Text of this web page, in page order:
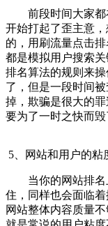
前段时间大家都
开始打起了歪主意
的，用刷流量点击
都是模拟用户搜索
排名算法的规则来
了，但是一段时间
掉，欺骗是很大的罪
要为了一时之快而毁
5、网站和用户的粘
当你的网站排名
住，同样也会面临
网站整体内容质量